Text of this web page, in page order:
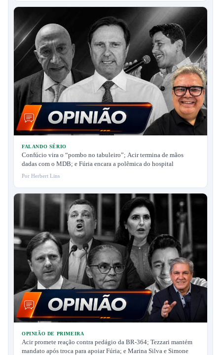
FALANDO SÉRIO
Confúcio vira o “pombo no tabuleiro”; Acir termina de mãos
dadas com o MDB; e Fúria encara a polêmica do hospital
Por Herbert Lins
OPINIÃO DE PRIMEIRA
Acir promete reação contra pedágio da BR-364; Tezzari mantém
mandato após troca para apoiar Fúria; e Marina Silva e Simone